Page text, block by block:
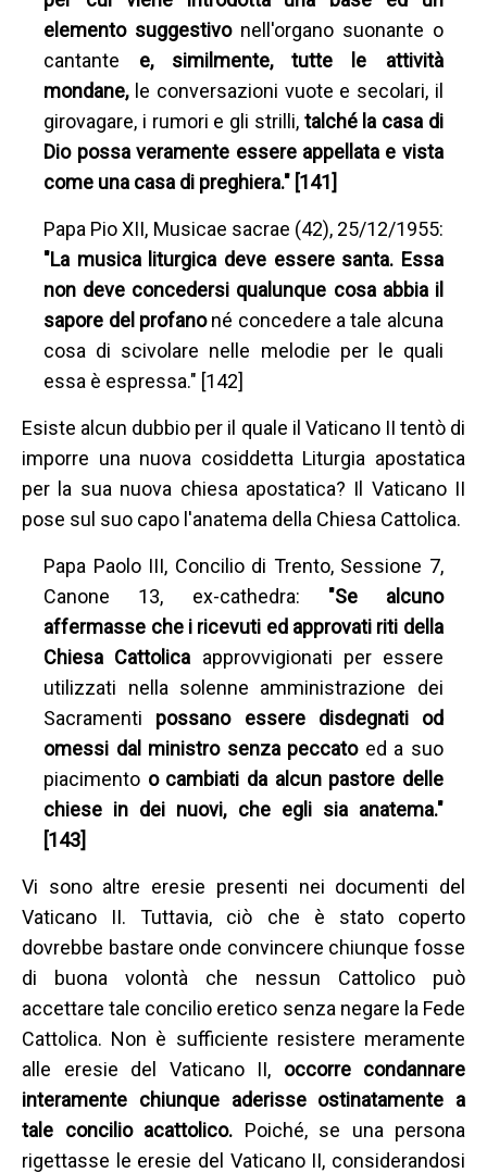
elemento suggestivo nell'organo suonante o
cantante e, similmente, tutte le attività
mondane, le conversazioni vuote e secolari, il
girovagare, i rumori e gli strilli, talché la casa di
Dio possa veramente essere appellata e vista
come una casa di preghiera." [141]
Papa Pio XII, Musicae sacrae (42), 25/12/1955:
"La musica liturgica deve essere santa. Essa
non deve concedersi qualunque cosa abbia il
sapore del profanoné concedere a tale alcuna
cosa di scivolare nelle melodie per le quali
essa è espressa." [142]
Esiste alcun dubbio per il quale il Vaticano II tentò di
imporre una nuova cosiddetta Liturgia apostatica
per la sua nuova chiesa apostatica? Il Vaticano II
pose sul suo capo l'anatema della Chiesa Cattolica.
Papa Paolo III, Concilio di Trento, Sessione 7,
Canone 13, ex-cathedra: "Se alcuno
affermasse che i ricevuti ed approvati riti della
Chiesa Cattolica approvvigionati per essere
utilizzati nella solenne amministrazione dei
Sacramenti possano essere disdegnati od
omessi dal ministro senza peccato ed a suo
piacimento o cambiati da alcun pastore delle
chiese in dei nuovi, che egli sia anatema."
[143]
Vi sono altre eresie presenti nei documenti del
Vaticano II. Tuttavia, ciò che è stato coperto
dovrebbe bastare onde convincere chiunque fosse
di buona volontà che nessun Cattolico può
accettare tale concilio eretico senza negare la Fede
Cattolica. Non è sufficiente resistere meramente
alle eresie del Vaticano II, occorre condannare
interamente chiunque aderisse ostinatamente a
tale concilio acattolico. Poiché, se una persona
rigettasse le eresie del Vaticano II, considerandosi